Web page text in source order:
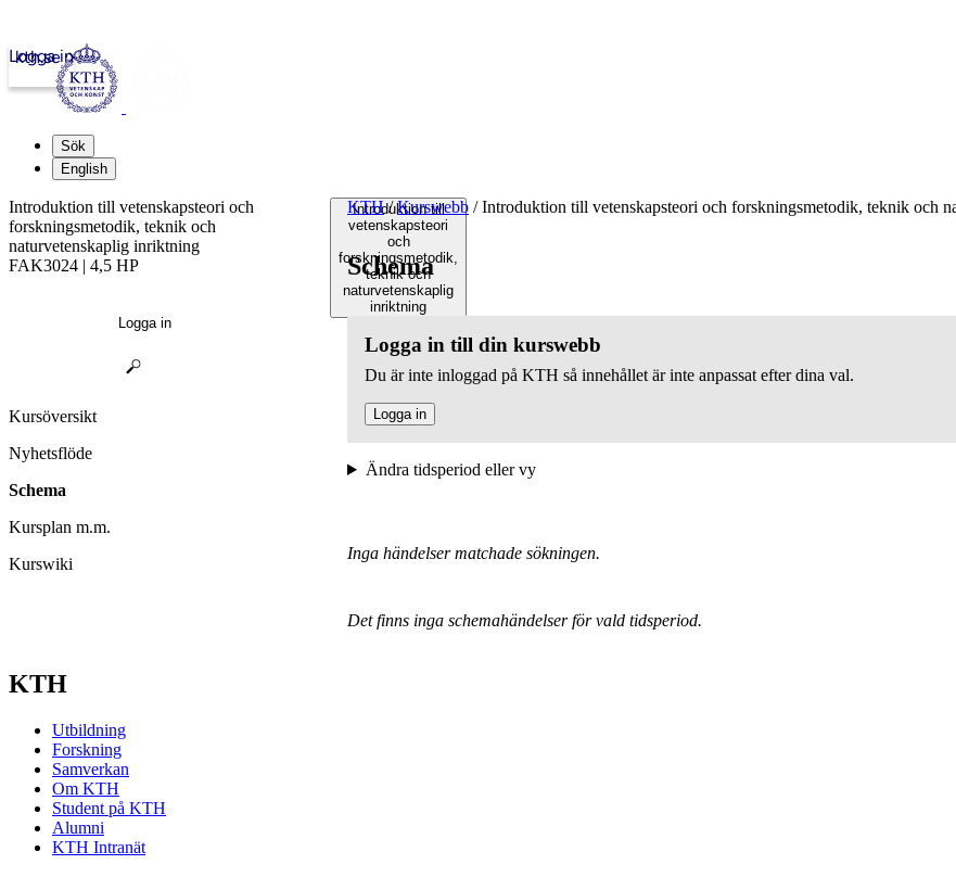
kth.se
Logga in
Sök
English
Introduktion till
vetenskapsteori
och
forskningsmetodik,
teknik och
naturvetenskaplig
inriktning
KTH / Kurswebb /Introduktion till vetenskapsteori och forskningsmetodik, teknik och
Schema
Logga in till din kurswebb
Du är inte inloggad på KTH så innehållet är inte anpassat efter dina val.
Logga in
Ändra tidsperiod eller vy
Inga händelser matchade sökningen.
Det finns inga schemahändelser för vald tidsperiod.
Introduktion till vetenskapsteori och
forskningsmetodik, teknik och
naturvetenskaplig inriktning
FAK3024 | 4,5 HP
Logga in
Kursöversikt
Nyhetsflöde
Schema
Kursplan m.m.
Kurswiki
KTH
Utbildning
Forskning
Samverkan
Om KTH
Student på KTH
Alumni
KTH Intranät